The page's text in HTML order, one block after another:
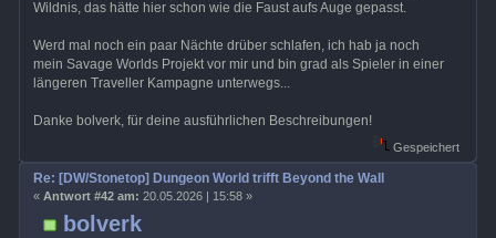
Wildnis, das hätte hier schon wie die Faust aufs Auge gepasst.
Werd mal noch ein paar Nächte drüber schlafen, ich hab ja noch
mein Savage Worlds Projekt vor mir und bin grad als Spieler in einer
längeren Traveller Kampagne unterwegs...
Danke bolverk, für deine ausführlichen Beschreibungen!
Gespeichert
bolverk
Re: [DW/Stonetop] Dungeon World trifft Beyond the Wall
« Antwort #42 am: 20.05.2026 | 15:58 »